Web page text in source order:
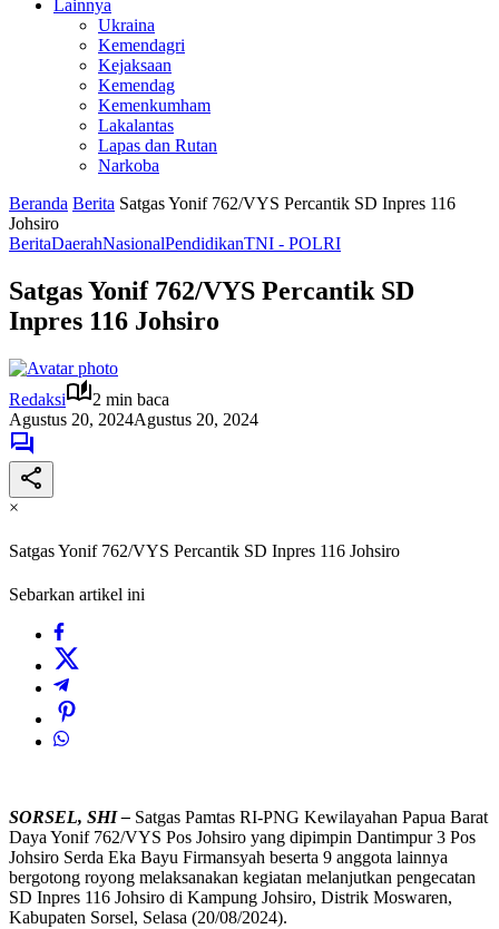
Lainnya
Ukraina
Kemendagri
Kejaksaan
Kemendag
Kemenkumham
Lakalantas
Lapas dan Rutan
Narkoba
Beranda Berita Satgas Yonif 762/VYS Percantik SD Inpres 116
Johsiro
BeritaDaerahNasionalPendidikanTNI - POLRI
Satgas Yonif 762/VYS Percantik SD
Inpres 116 Johsiro
Redaksi
2 min baca
Agustus 20, 2024Agustus 20, 2024
×
Satgas Yonif 762/VYS Percantik SD Inpres 116 Johsiro
Sebarkan artikel ini
SORSEL, SHI – Satgas Pamtas RI-PNG Kewilayahan Papua Barat
Daya Yonif 762/VYS Pos Johsiro yang dipimpin Dantimpur 3 Pos
Johsiro Serda Eka Bayu Firmansyah beserta 9 anggota lainnya
bergotong royong melaksanakan kegiatan melanjutkan pengecatan
SD Inpres 116 Johsiro di Kampung Johsiro, Distrik Moswaren,
Kabupaten Sorsel, Selasa (20/08/2024).